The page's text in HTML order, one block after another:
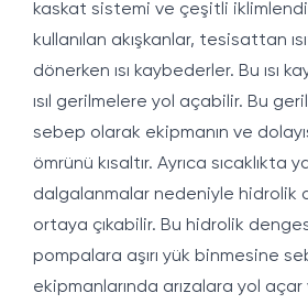
kaskat sistemi ve çeşitli
kullanılan akışkanlar, tesisattan
dönerken ısı kaybederler. Bu ısı
ısıl gerilmelere yol açabilir. Bu
sebep olarak ekipmanın ve
ömrünü kısaltır. Ayrıca sıcaklıkta
dalgalanmalar nedeniyle hidrolik
ortaya çıkabilir. Bu hidrolik
pompalara aşırı yük binmesine
ekipmanlarında arızalara yol açar